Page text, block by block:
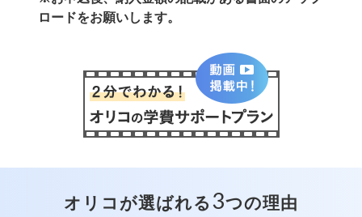
ロードをお願いします。
オリコが選ばれる 3つの理由